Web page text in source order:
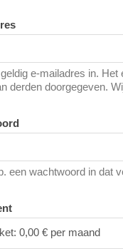
e-mailadres in.
derden doorgegeven.
een wachtwoord in dat